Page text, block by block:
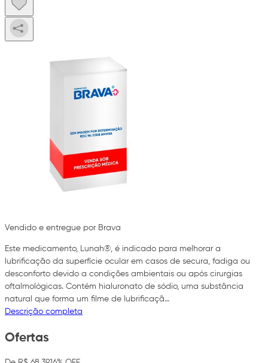
Vendido e entregue por Brava
Este medicamento, Lunah®, é indicado para melhorar a
lubrificação da superfície ocular em casos de secura, fadiga ou
desconforto devido a condições ambientais ou após cirurgias
oftalmológicas. Contém hialuronato de sódio, uma substância
natural que forma um filme de lubrificaçã…
Descrição completa
Ofertas